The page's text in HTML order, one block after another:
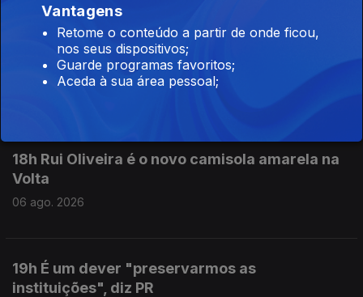
23h Exames nacionais: Resultados da 2ªfase
chegam às escolas
18h Rui Oliveira é o novo camisola amarela na
Volta
06 ago. 2026
19h É um dever "preservarmos as
instituições", diz PR
Vantagens
Retome o conteúdo a partir de onde ficou,
nos seus dispositivos;
Guarde programas favoritos;
Aceda à sua área pessoal;